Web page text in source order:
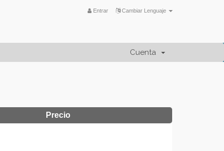
Cambiar Lenguaje
Entrar
Cuenta
Precio